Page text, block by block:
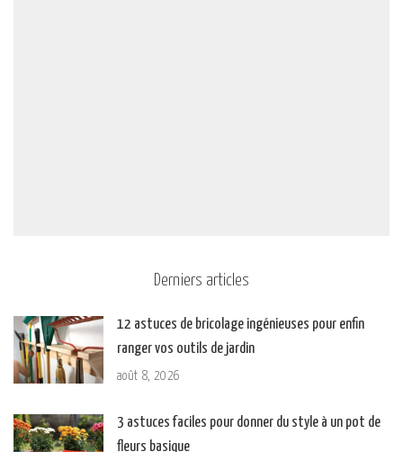
Derniers articles
12 astuces de bricolage ingénieuses pour enfin
ranger vos outils de jardin
août 8, 2026
3 astuces faciles pour donner du style à un pot de
fleurs basique